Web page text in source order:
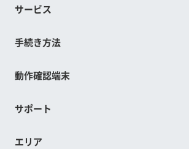
サービス
手続き方法
動作確認端末
サポート
エリア